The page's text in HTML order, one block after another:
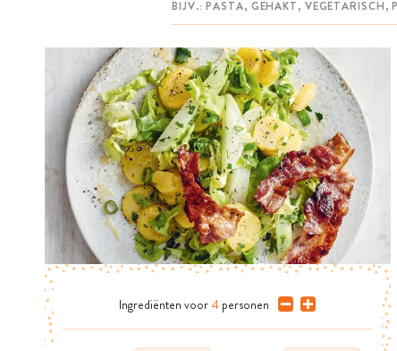
Ingrediënten voor 4 personen